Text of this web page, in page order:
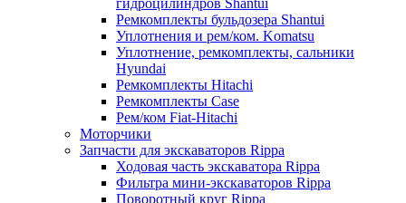
Ремкомплекты бульдозера Shantui
Уплотнения и рем/ком. Komatsu
Уплотнение, ремкомплекты, сальники
Hyundai
Ремкомплекты Hitachi
Ремкомплекты Case
Рем/ком Fiat-Hitachi
Моторчики
Запчасти для экскаваторов Rippa
Ходовая часть экскаватора Rippa
Фильтра мини-экскаваторов Rippa
Поворотный круг Rippa